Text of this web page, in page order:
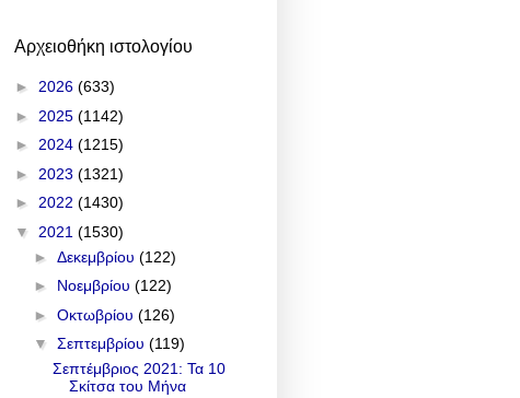
Αρχειοθήκη ιστολογίου
► 2026 (633)
► 2025 (1142)
► 2024 (1215)
► 2023 (1321)
► 2022 (1430)
▼ 2021 (1530)
► Δεκεμβρίου (122)
► Νοεμβρίου (122)
► Οκτωβρίου (126)
▼ Σεπτεμβρίου (119)
Σεπτέμβριος 2021: Τα 10
Σκίτσα του Μήνα